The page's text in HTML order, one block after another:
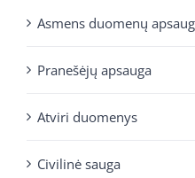
Asmens duomenų
Pranešėjų apsauga
Atviri duomenys
Civilinė sauga